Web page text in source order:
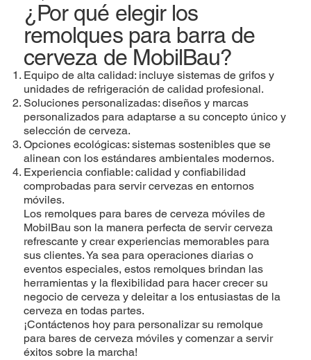
¿Por qué elegir los
remolques para barra de
cerveza de MobilBau?
Equipo de alta calidad: incluye sistemas de grifos y
unidades de refrigeración de calidad profesional.
Soluciones personalizadas: diseños y marcas
personalizados para adaptarse a su concepto único y
selección de cerveza.
Opciones ecológicas: sistemas sostenibles que se
alinean con los estándares ambientales modernos.
Experiencia confiable: calidad y confiabilidad
comprobadas para servir cervezas en entornos
móviles.
Los remolques para bares de cerveza móviles de
MobilBau son la manera perfecta de servir cerveza
refrescante y crear experiencias memorables para
sus clientes. Ya sea para operaciones diarias o
eventos especiales, estos remolques brindan las
herramientas y la flexibilidad para hacer crecer su
negocio de cerveza y deleitar a los entusiastas de la
cerveza en todas partes.
¡Contáctenos hoy para personalizar su remolque
para bares de cerveza móviles y comenzar a servir
éxitos sobre la marcha!